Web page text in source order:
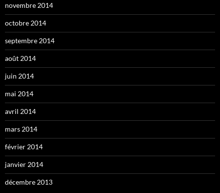
novembre 2014
octobre 2014
septembre 2014
août 2014
juin 2014
mai 2014
avril 2014
mars 2014
février 2014
janvier 2014
décembre 2013